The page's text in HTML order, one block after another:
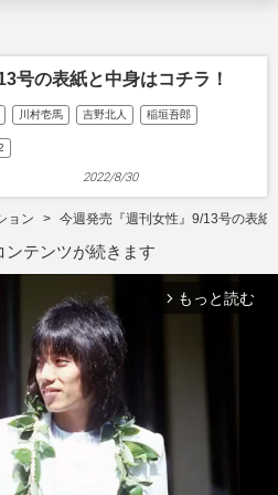
号の表紙と中身はコチラ！
川村壱馬 吉野北人 稲垣吾郎
2022/8/30
ョン 今週発売『週刊女性』9/13号の表紙
ンテンツが続きます
arrow_forward_ios もっと読む